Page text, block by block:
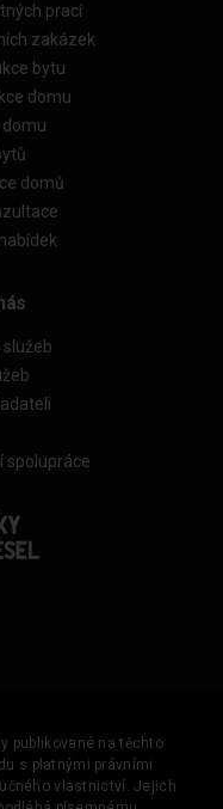
prací
zakázek
bytu
domu
domu
domů
spolupráce
publikované na těchto
s platnými právními
vlastnictví. Jejich